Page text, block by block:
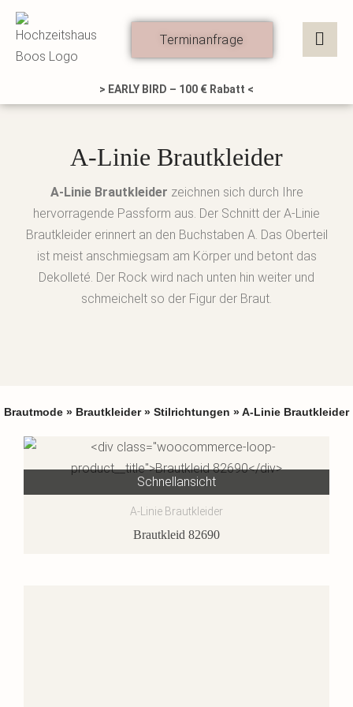
Zum
Inhalt
springen
Terminanfrage
> EARLY BIRD – 100 € Rabatt <
A-Linie Brautkleider
A-Linie Brautkleider zeichnen sich durch Ihre
hervorragende Passform aus. Der Schnitt der A-Linie
Brautkleider erinnert an den Buchstaben A. Das Oberteil
ist meist anschmiegsam am Körper und betont das
Dekolleté. Der Rock wird nach unten hin weiter und
schmeichelt so der Figur der Braut.
Brautmode » Brautkleider» Stilrichtungen » A-Linie Brautkleider
Schnellansicht
A-Linie Brautkleider
Brautkleid 82690